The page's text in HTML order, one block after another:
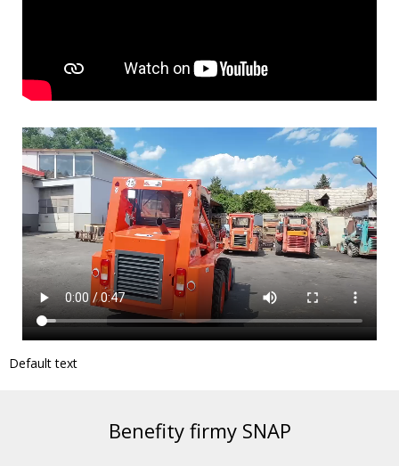
Default text
Benefity firmy SNAP